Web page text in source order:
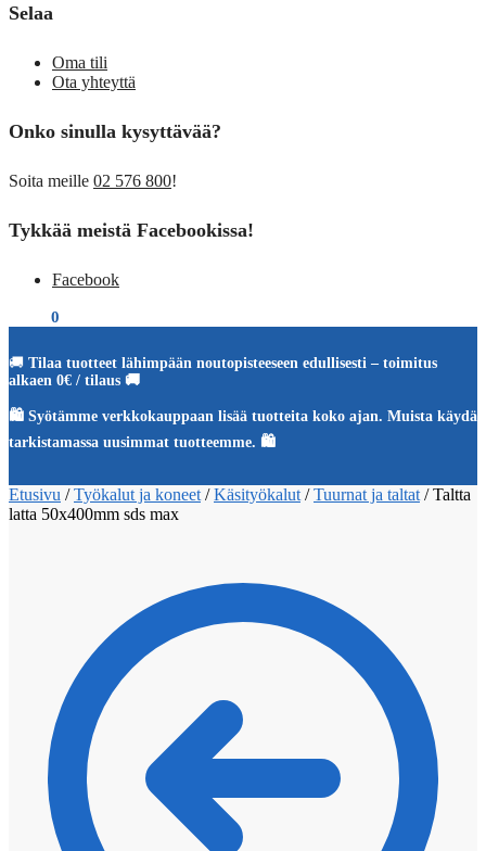
Selaa
Oma tili
Ota yhteyttä
Onko sinulla kysyttävää?
Soita meille 02 576 800!
Tykkää meistä Facebookissa!
Facebook
0
🚚 Tilaa tuotteet lähimpään noutopisteeseen edullisesti – toimitus
alkaen 0€ / tilaus 🚚
🛍️ Syötämme verkkokauppaan lisää tuotteita koko ajan. Muista käydä
tarkistamassa uusimmat tuotteemme. 🛍️
Etusivu /Työkalut ja koneet /Käsityökalut /Tuurnat ja taltat /Taltta
latta 50x400mm sds max